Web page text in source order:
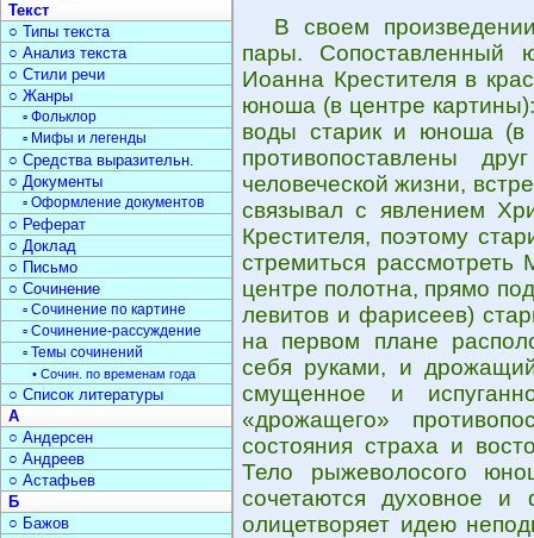
В своем
пары. Сопоставленный
Иоанна Крестителя в
юноша (в центре
воды старик и юноша (в
противопоставлены
человеческой жизни,
связывал с явлением
Крестителя, поэтому
стремиться
центре полотна, прямо
левитов и фарисеев)
на первом плане
себя руками, и
смущенное и
«дрожащего»
состояния страха и
Тело рыжеволосого
сочетаются духовное и
олицетворяет идею
Текст
○ Типы текста
○ Анализ текста
○ Стили речи
○ Жанры
▫ Фольклор
▫ Мифы и легенды
○ Средства выразительн.
○ Документы
▫ Оформление документов
○ Реферат
○ Доклад
○ Письмо
○ Сочинение
▫ Сочинение по картине
▫ Сочинение-рассуждение
▫ Темы сочинений
• Сочин. по временам года
○ Список литературы
А
○ Андерсен
○ Андреев
○ Астафьев
Б
○ Бажов